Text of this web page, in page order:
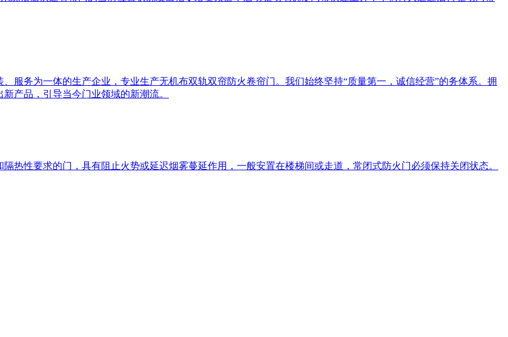
服务为一体的生产企业，专业生产无机布双轨双帘防火卷帘门。我们始终坚持“质量第一，诚信经营”的务体系。拥
产品，引导当今门业领域的新潮流。
热性要求的门，具有阻止火势或延迟烟雾蔓延作用，一般安置在楼梯间或走道，常闭式防火门必须保持关闭状态。